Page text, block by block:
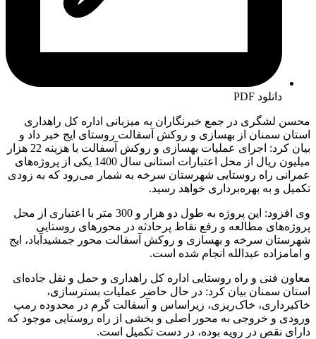
دانلود PDF
محسن لشگری در جمع خبرنگاران به میزبانی اداره کل راهداری
استان سمنان از بهسازی و روکش آسفالت روستای ایج خبر داد و
بیان کرد: اجرای عملیات بهسازی و روکش آسفالت با هزینه 22 هزار
میلیون ریال از محل اعتبارات استانی سال 1400 یکی از پروژه‌های
عمرانی راه روستایی شهرستان سرخه به شمار می‌رود که به زودی
تکمیل و به بهره‌برداری خواهد رسید.
وی افزود: این پروژه به طول دو هزار و 300 متر با اعتباری از محل
پروژه‌های مطالعه و رفع نقاط پرحادثه در محورهای روستایی
شهرستان سرخه و بهسازی و روکش آسفالت محور جمشیدآباد، ایج
و امامزاده عبدالله انجام شده است.
معاون فنی و راه روستایی اداره کل راهداری و حمل و نقل جاده‌ای
استان سمنان بیان کرد: در حال حاضر عملیات بسترسازی،
خاکبرداری، خاک‌ریزی، زیراساس و آسفالت گرم در محدوده رمپ
ورودی و خروجی به محور اصلی و بخشی از راه روستایی موجود که
دارای نقص در رویه بوده، در دست تکمیل است.